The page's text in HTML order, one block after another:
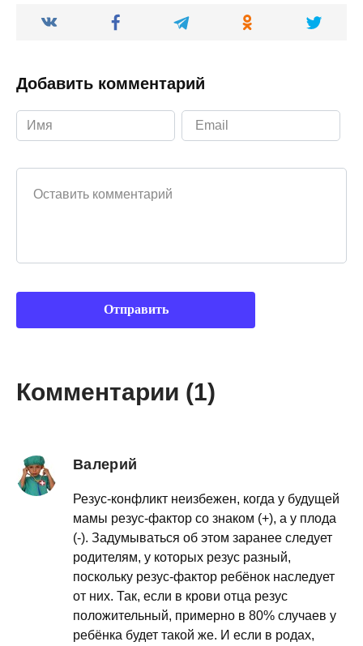
Добавить комментарий
Комментарии (1)
Валерий
Резус-конфликт неизбежен, когда у будущей
мамы резус-фактор со знаком (+), а у плода
(-). Задумываться об этом заранее следует
родителям, у которых резус разный,
поскольку резус-фактор ребёнок наследует
от них. Так, если в крови отца резус
положительный, примерно в 80% случаев у
ребёнка будет такой же. И если в родах,